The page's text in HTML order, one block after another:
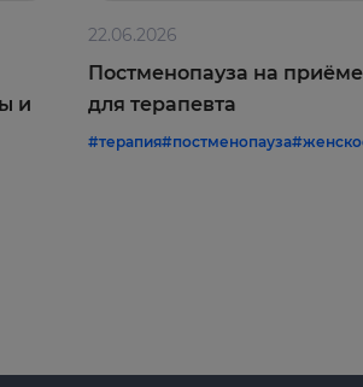
22.06.2026
Постменопауза на
для терапевта
#терапия#постменопауза
и